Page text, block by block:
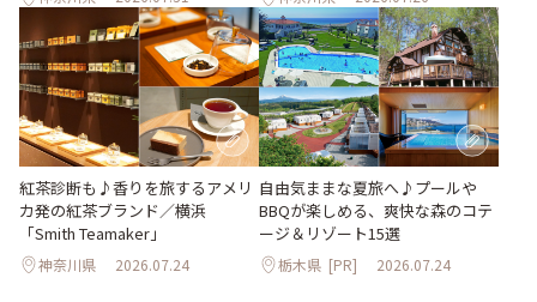
紅茶診断も♪香りを旅するアメリ
カ発の紅茶ブランド／横浜
「Smith Teamaker」
神奈川県 2026.07.24
自由気ままな夏旅へ♪プールや
BBQが楽しめる、爽快な森のコテ
ージ＆リゾート15選
栃木県 [PR] 2026.07.24